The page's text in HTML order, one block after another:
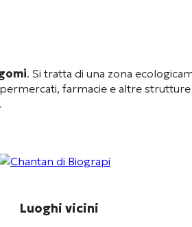
. Si tratta di una zona
farmacie e altre
.
Luoghi vicini